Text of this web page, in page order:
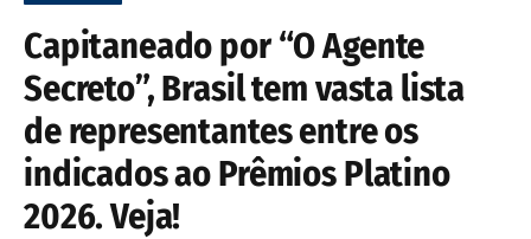
Capitaneado por “O Agente
Secreto”, Brasil tem vasta lista
de representantes entre os
indicados ao Prêmios Platino
2026. Veja!